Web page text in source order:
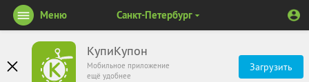
КупиКупон
Мобильное приложение
ещё удобнее
Загрузить
Меню Санкт-Петербург